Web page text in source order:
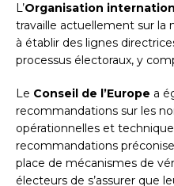
L’Organisation
travaille actuellement sur la
à établir des lignes
processus électoraux, y
Le Conseil de l’Europe a
recommandations sur les
opérationnelles et
recommandations
place de mécanismes de
électeurs de s’assurer que